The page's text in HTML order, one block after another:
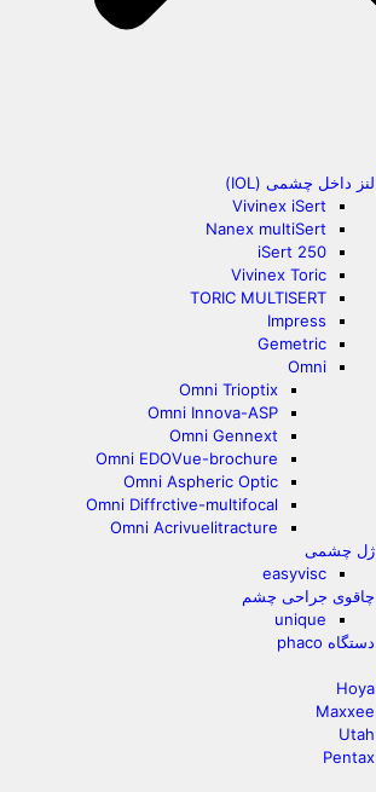
لنز داخل چشمی (IOL)
Vivinex iSert
Nanex multiSert
iSert 250
Vivinex Toric
TORIC MULTISERT
Impress
Gemetric
Omni
Omni Trioptix
Omni Innova-ASP
Omni Gennext
Omni EDOVue-brochure
Omni Aspheric Optic
Omni Diffrctive-multifocal
Omni Acrivuelitracture
ژل چشمی
easyvisc
چاقوی جراحی چشم
unique
دستگاه phaco
Hoya
Maxxee
Utah
Pentax